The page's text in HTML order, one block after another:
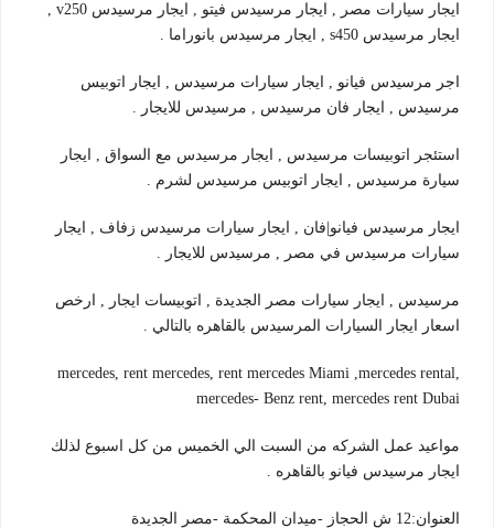
ايجار سيارات مصر , ايجار مرسيدس فيتو , ايجار مرسيدس v250 ,
ايجار مرسيدس s450 , ايجار مرسيدس بانوراما .
اجر مرسيدس فيانو , ايجار سيارات مرسيدس , ايجار اتوبيس
مرسيدس , ايجار فان مرسيدس , مرسيدس للايجار .
استئجر اتوبيسات مرسيدس , ايجار مرسيدس مع السواق , ايجار
سيارة مرسيدس , ايجار اتوبيس مرسيدس لشرم .
ايجار مرسيدس فيانو|فان , ايجار سيارات مرسيدس زفاف , ايجار
سيارات مرسيدس في مصر , مرسيدس للايجار .
مرسيدس , ايجار سيارات مصر الجديدة , اتوبيسات ايجار , ارخص
اسعار ايجار السيارات المرسيدس بالقاهره بالتالي .
mercedes, rent mercedes, rent mercedes Miami ,mercedes rental,
mercedes- Benz rent, mercedes rent Dubai
مواعيد عمل الشركه من السبت الي الخميس من كل اسبوع لذلك
ايجار مرسيدس فيانو بالقاهره .
العنوان:12 ش الحجاز -ميدان المحكمة -مصر الجديدة